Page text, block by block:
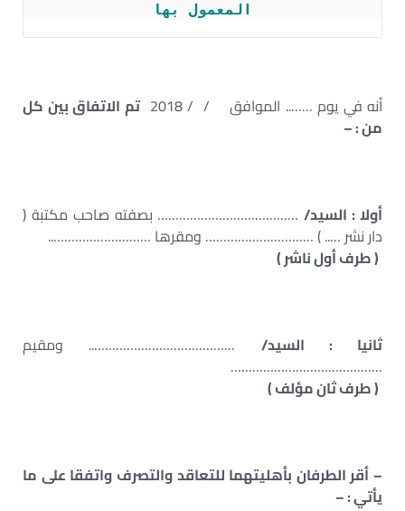
المعمول بها
أنه في يوم …….. الموافق / / 2018
تم الاتفاق بين كل
من : –
أولا : السيد/………………………………… بصفته صاحب مكتبة (
دار نشر ….. ) ………………………… ومقرها ………………………..
( طرف أول ناشر )
ثانيا : السيد/ ………………………………….. ومقيم
……………………………………
( طرف ثان مؤلف )
– أقر الطرفان بأهليتهما للتعاقد والتصرف واتفقا على ما
يأتي : –